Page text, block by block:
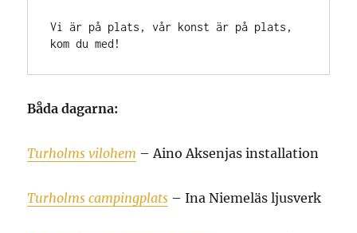
Vi är på plats, vår konst är på plats,
kom du med!
Båda dagarna:
Turholms vilohem – Aino Aksenjas installation
Turholms campingplats – Ina Niemeläs ljusverk